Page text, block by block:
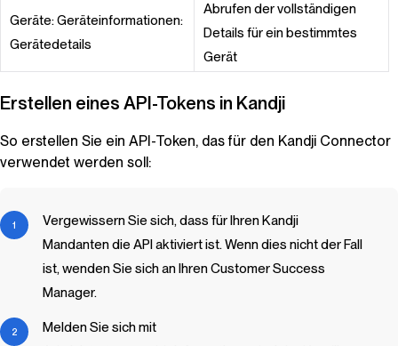
Geräte: Geräteinformationen:
Gerätedetails
Abrufen der vollständigen
Details für ein bestimmtes
Gerät
Erstellen eines API-Tokens in Kandji
So erstellen Sie ein API-Token, das für den Kandji Connector
verwendet werden soll:
Vergewissern Sie sich, dass für Ihren Kandji
Mandanten die API aktiviert ist. Wenn dies nicht der Fall
ist, wenden Sie sich an Ihren Customer Success
Manager.
Melden Sie sich mit